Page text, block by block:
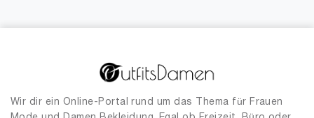
Wir dir ein Online-Portal rund um das Thema für Frauen